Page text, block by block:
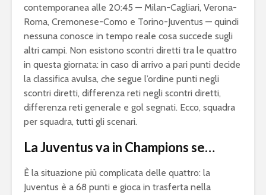
contemporanea alle 20:45 — Milan-Cagliari, Verona-
Roma, Cremonese-Como e Torino-Juventus — quindi
nessuna conosce in tempo reale cosa succede sugli
altri campi. Non esistono scontri diretti tra le quattro
in questa giornata: in caso di arrivo a pari punti decide
la classifica avulsa, che segue l’ordine punti negli
scontri diretti, differenza reti negli scontri diretti,
differenza reti generale e gol segnati. Ecco, squadra
per squadra, tutti gli scenari.
La Juventus va in Champions se…
È la situazione più complicata delle quattro: la
Juventus è a 68 punti e gioca in trasferta nella